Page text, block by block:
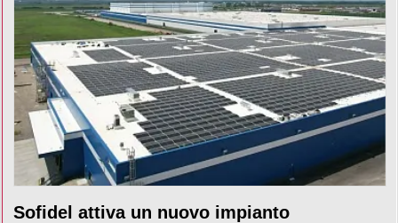
Sofidel attiva un nuovo impianto